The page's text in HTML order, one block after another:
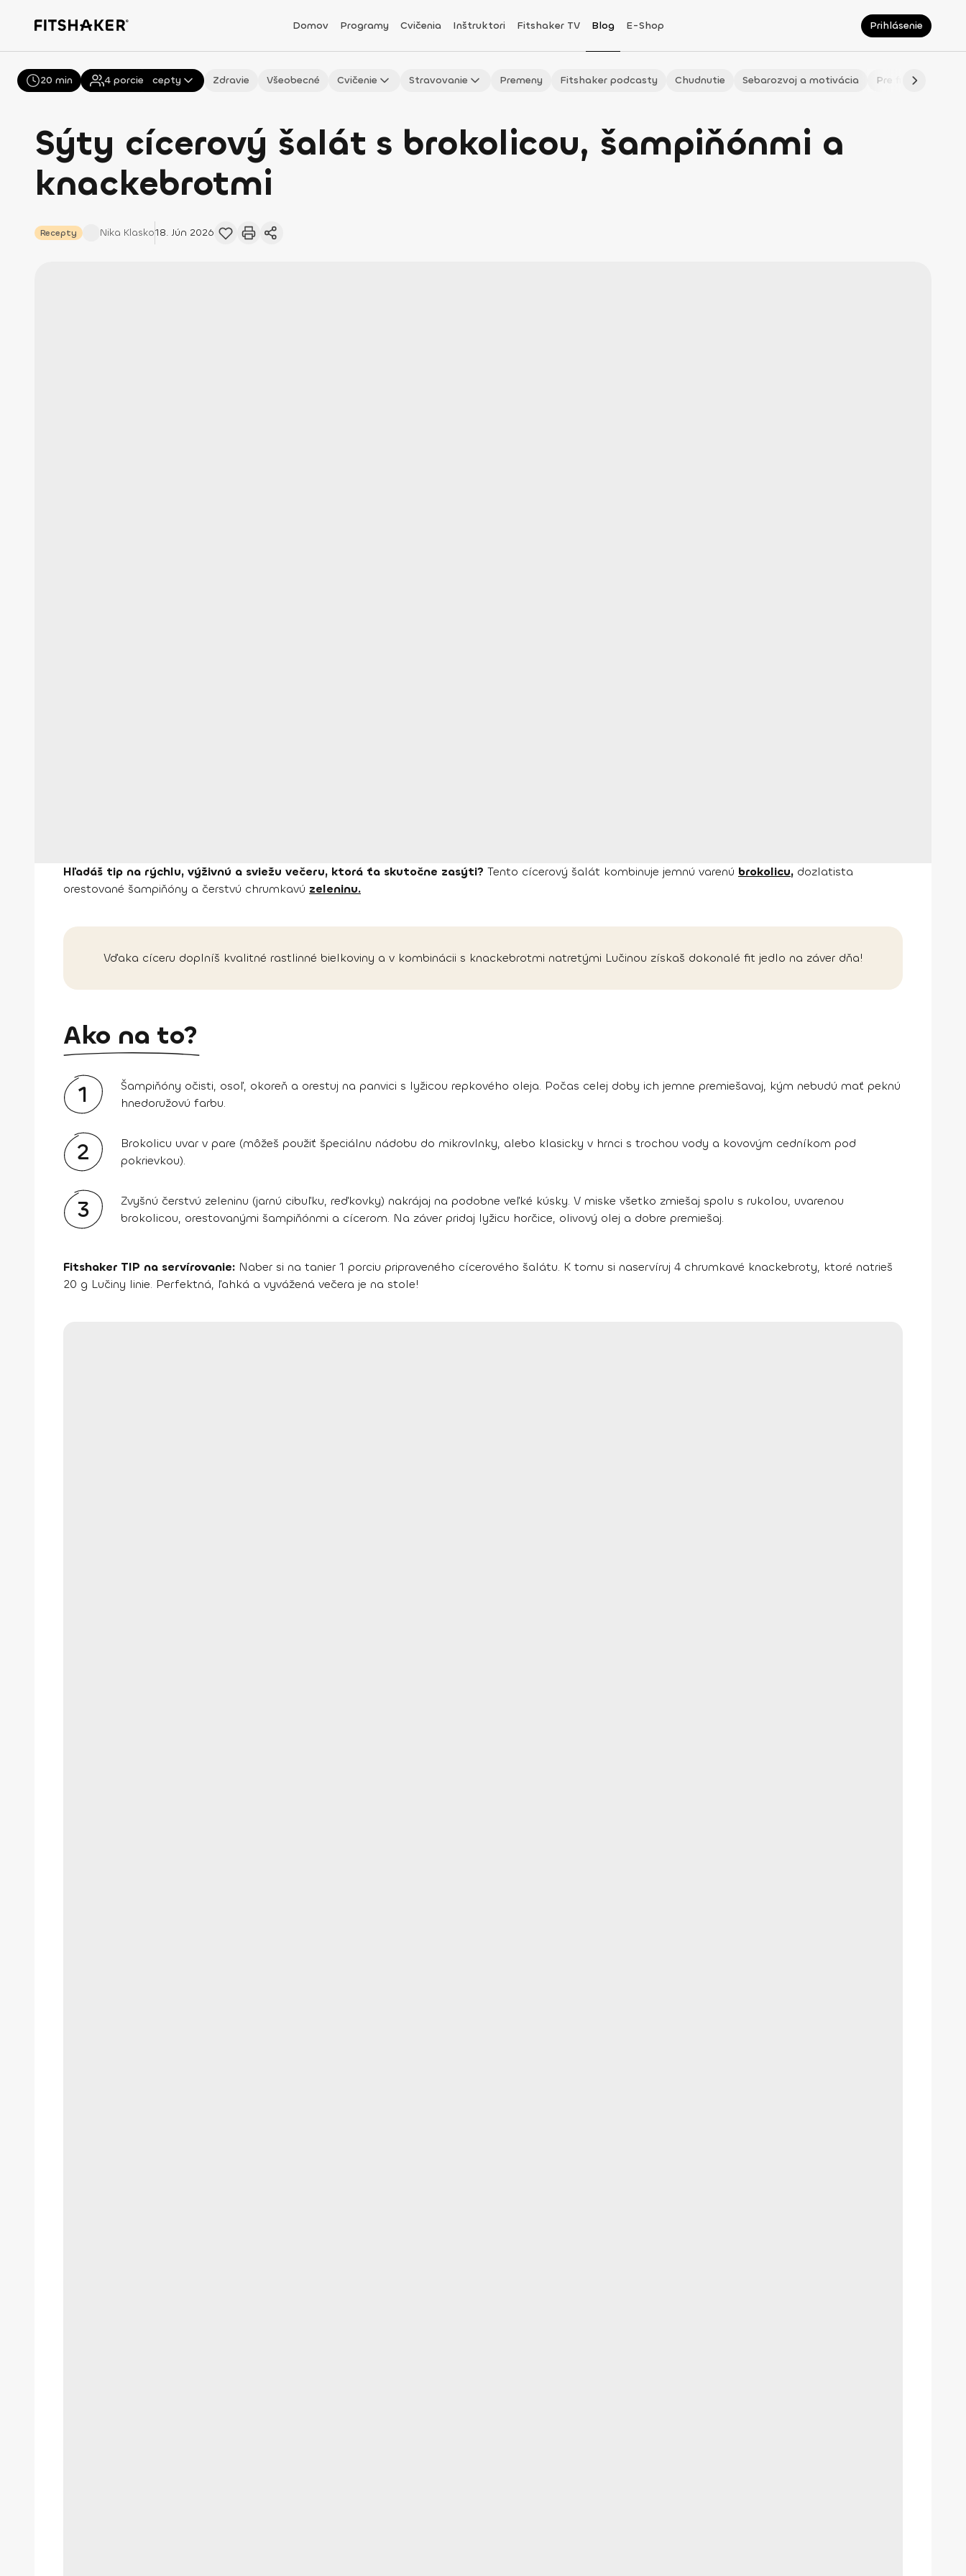
Domov Programy Cvičenia Inštruktori Fitshaker TV Blog E-Shop Prihlásenie
Všetky Recepty Zdravie Všeobecné Cvičenie Stravovanie Premeny Fitshaker podcasty Chudnutie Sebarozvoj a motivácia Pre fitmaminky
Sýty cícerový šalát s brokolicou, šampiňónmi a
knackebrotmi
Recepty Nika Klasko18. Jún 2026
20 min 4 porcie
Hľadáš tip na rýchlu, výživnú a sviežu večeru, ktorá ťa skutočne zasýti? Tento cícerový šalát kombinuje jemnú varenú brokolicu, dozlatista
orestované šampiňóny a čerstvú chrumkavú zeleninu.
Vďaka cíceru doplníš kvalitné rastlinné bielkoviny a v kombinácii s knackebrotmi natretými Lučinou získaš dokonalé fit jedlo na záver dňa!
Ako na to?
1
Šampiňóny očisti, osoľ, okoreň a orestuj na panvici s lyžicou repkového oleja. Počas celej doby ich jemne premiešavaj, kým nebudú mať peknú
hnedoružovú farbu.
2
Brokolicu uvar v pare (môžeš použiť špeciálnu nádobu do mikrovlnky, alebo klasicky v hrnci s trochou vody a kovovým cedníkom pod
pokrievkou).
3
Zvyšnú čerstvú zeleninu (jarnú cibuľku, reďkovky) nakrájaj na podobne veľké kúsky. V miske všetko zmiešaj spolu s rukolou, uvarenou
brokolicou, orestovanými šampiňónmi a cícerom. Na záver pridaj lyžicu horčice, olivový olej a dobre premiešaj.
Fitshaker TIP na servírovanie: Naber si na tanier 1 porciu pripraveného cícerového šalátu. K tomu si naservíruj 4 chrumkavé knackebroty, ktoré natrieš
20 g Lučiny linie. Perfektná, ľahká a vyvážená večera je na stole!